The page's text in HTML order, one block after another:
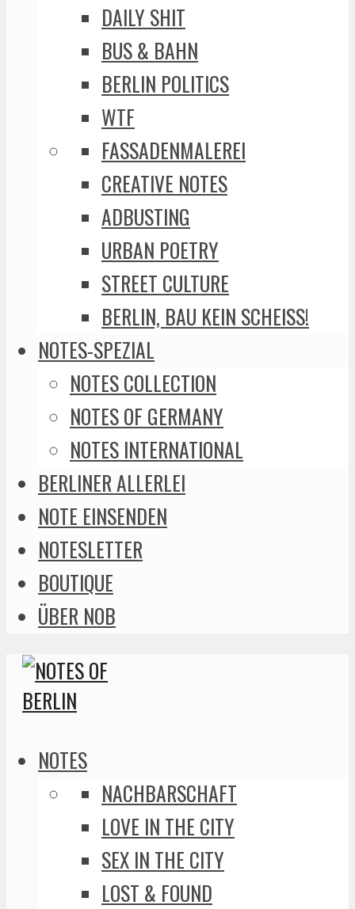
DAILY SHIT
BUS & BAHN
BERLIN POLITICS
WTF
FASSADENMALEREI
CREATIVE NOTES
ADBUSTING
URBAN POETRY
STREET CULTURE
BERLIN, BAU KEIN SCHEISS!
NOTES-SPEZIAL
NOTES COLLECTION
NOTES OF GERMANY
NOTES INTERNATIONAL
BERLINER ALLERLEI
NOTE EINSENDEN
NOTESLETTER
BOUTIQUE
ÜBER NOB
NOTES
NACHBARSCHAFT
LOVE IN THE CITY
SEX IN THE CITY
LOST & FOUND